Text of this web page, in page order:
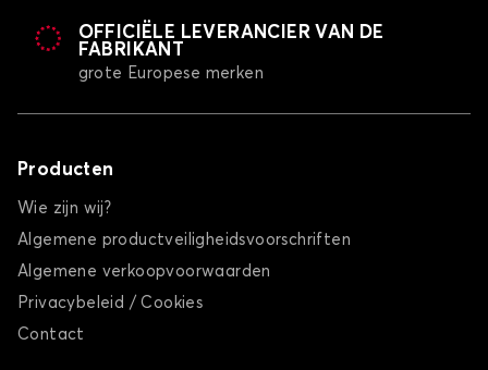
OFFICIËLE LEVERANCIER VAN DE
FABRIKANT
grote Europese merken
Producten
Wie zijn wij?
Algemene productveiligheidsvoorschriften
Algemene verkoopvoorwaarden
Privacybeleid / Cookies
Contact